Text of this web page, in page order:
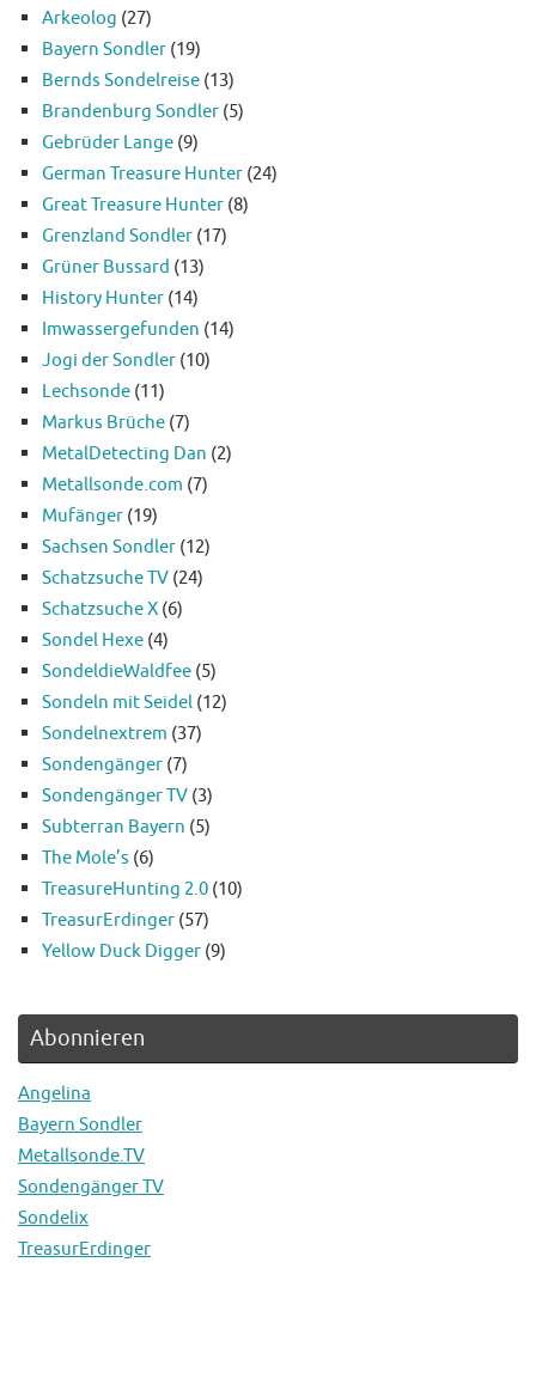
Arkeolog (27)
Bayern Sondler (19)
Bernds Sondelreise (13)
Brandenburg Sondler (5)
Gebrüder Lange (9)
German Treasure Hunter (24)
Great Treasure Hunter (8)
Grenzland Sondler (17)
Grüner Bussard (13)
History Hunter (14)
Imwassergefunden (14)
Jogi der Sondler (10)
Lechsonde (11)
Markus Brüche (7)
MetalDetecting Dan (2)
Metallsonde.com (7)
Mufänger (19)
Sachsen Sondler (12)
Schatzsuche TV (24)
Schatzsuche X (6)
Sondel Hexe (4)
SondeldieWaldfee (5)
Sondeln mit Seidel (12)
Sondelnextrem (37)
Sondengänger (7)
Sondengänger TV (3)
Subterran Bayern (5)
The Mole’s (6)
TreasureHunting 2.0 (10)
TreasurErdinger (57)
Yellow Duck Digger (9)
Abonnieren
Angelina
Bayern Sondler
Metallsonde.TV
Sondengänger TV
Sondelix
TreasurErdinger